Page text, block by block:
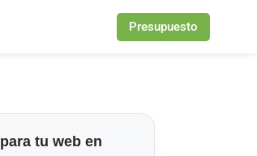
Presupuesto
tu web en